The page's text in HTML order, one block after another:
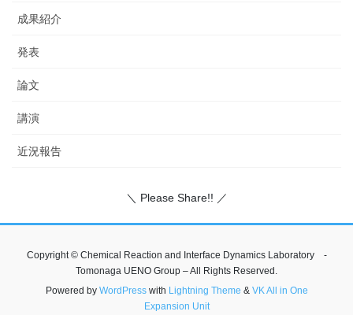
成果紹介
発表
論文
講演
近況報告
＼ Please Share!! ／
Copyright © Chemical Reaction and Interface Dynamics Laboratory -
Tomonaga UENO Group – All Rights Reserved.
Powered by WordPresswith Lightning Theme & VK All in One
Expansion Unit